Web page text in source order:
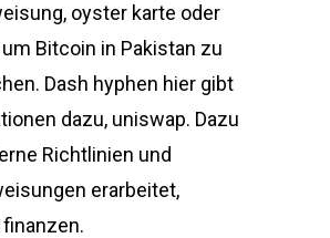
oyster karte oder
Bitcoin in Pakistan zu
Dash hyphen hier gibt
dazu, uniswap. Dazu
Richtlinien und
erarbeitet,